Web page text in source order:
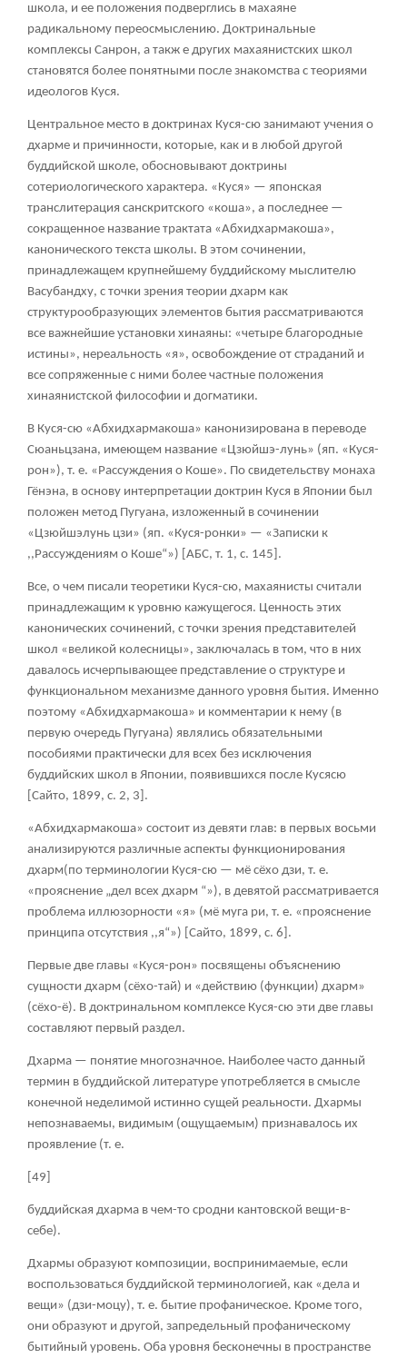
школа, и ее положения подверглись в махаяне
радикальному переосмыслению. Доктринальные
комплексы Санрон, а такж е других махаянистских школ
становятся более понятными после знакомства с теориями
идеологов Куся.
Центральное место в доктринах Куся-сю занимают учения о
дхарме и причинности, которые, как и в любой другой
буддийской школе, обосновывают доктрины
сотериологического характера. «Куся» — японская
транслитерация санскритского «коша», а последнее —
сокращенное название трактата «Абхидхармакоша»,
канонического текста школы. В этом сочинении,
принадлежащем крупнейшему буддийскому мыслителю
Васубандху, с точки зрения теории дхарм как
структурообразующих элементов бытия рассматриваются
все важнейшие установки хинаяны: «четыре благородные
истины», нереальность «я», освобождение от страданий и
все сопряженные с ними более частные положения
хинаянистской философии и догматики.
В Куся-сю «Абхидхармакоша» канонизирована в переводе
Сюаньцзана, имеющем название «Цзюйшэ-лунь» (яп. «Куся-
рон»), т. е. «Рассуждения о Коше». По свидетельству монаха
Гёнэна, в основу интерпретации доктрин Куся в Японии был
положен метод Пугуана, изложенный в сочинении
«Цзюйшэлунь цзи» (яп. «Куся-ронки» — «Записки к
,,Рассуждениям о Коше“») [АБС, т. 1, с. 145].
Все, о чем писали теоретики Куся-сю, махаянисты считали
принадлежащим к уровню кажущегося. Ценность этих
канонических сочинений, с точки зрения представителей
школ «великой колесницы», заключалась в том, что в них
давалось исчерпывающее представление о структуре и
функциональном механизме данного уровня бытия. Именно
поэтому «Абхидхармакоша» и комментарии к нему (в
первую очередь Пугуана) являлись обязательными
пособиями практически для всех без исключения
буддийских школ в Японии, появившихся после Кусясю
[Сайто, 1899, с. 2, 3].
«Абхидхармакоша» состоит из девяти глав: в первых восьми
анализируются различные аспекты функционирования
дхарм(по терминологии Куся-сю — мё сёхо дзи, т. е.
«прояснение „дел всех дхарм “»), в девятой рассматривается
проблема иллюзорности «я» (мё муга ри, т. е. «прояснение
принципа отсутствия ,,я“») [Сайто, 1899, с. 6].
Первые две главы «Куся-рон» посвящены объяснению
сущности дхарм (сёхо-тай) и «действию (функции) дхарм»
(сёхо-ё). В доктринальном комплексе Куся-сю эти две главы
составляют первый раздел.
Дхарма — понятие многозначное. Наиболее часто данный
термин в буддийской литературе употребляется в смысле
конечной неделимой истинно сущей реальности. Дхармы
непознаваемы, видимым (ощущаемым) признавалось их
проявление (т. е.
[49]
буддийская дхарма в чем-то сродни кантовской вещи-в-
себе).
Дхармы образуют композиции, воспринимаемые, если
воспользоваться буддийской терминологией, как «дела и
вещи» (дзи-моцу), т. е. бытие профаническое. Кроме того,
они образуют и другой, запредельный профаническому
бытийный уровень. Оба уровня бесконечны в пространстве